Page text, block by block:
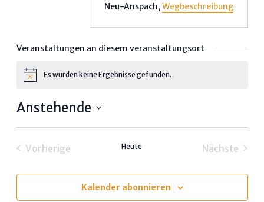
Neu-Anspach, Wegbeschreibung
Veranstaltungen an diesem veranstaltungsort
HinweisEs wurden keine Ergebnisse gefunden.
Anstehende
Vorherige
Heute
Nächste
Kalender abonnieren